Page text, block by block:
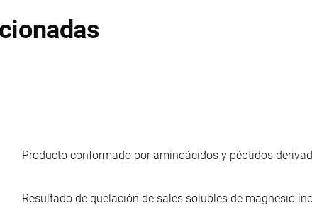
Producto conformado por aminoácidos y péptidos
Resultado de quelación de sales solubles de magnesio